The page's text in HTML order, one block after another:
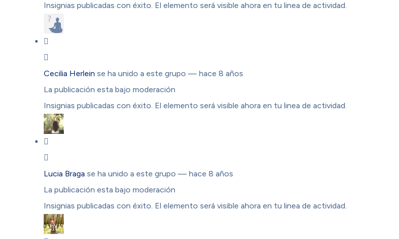
Insignias publicadas con éxito. El elemento será visible ahora en tu linea de actividad.
Cecilia Herlein se ha unido a este grupo— hace 8 años
La publicación esta bajo moderación
Insignias publicadas con éxito. El elemento será visible ahora en tu linea de actividad.
Lucia Braga se ha unido a este grupo— hace 8 años
La publicación esta bajo moderación
Insignias publicadas con éxito. El elemento será visible ahora en tu linea de actividad.